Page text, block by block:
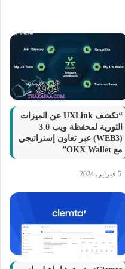
“تكشف UXLink عن الميزات
الثورية لمحفظة ويب 3.0
(WEB3) عبر تعاون إستراتيجي
مع OKX Wallet”
5 فبراير، 2024